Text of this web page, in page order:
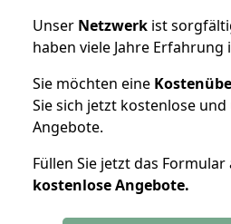
Unser Netzwerk ist
haben viele Jahre
Sie möchten eine
Sie sich jetzt kostenlose
Angebote.
Füllen Sie jetzt das
kostenloseAngebote.